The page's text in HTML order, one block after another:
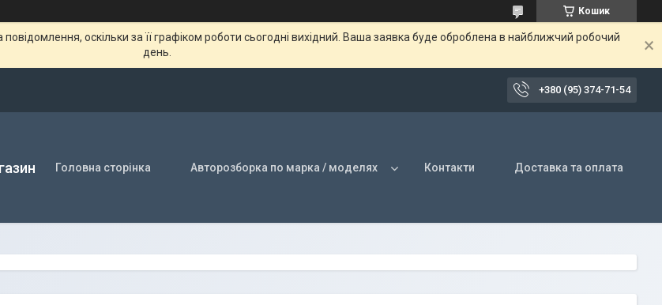
Кошик
оскільки за її графіком роботи сьогодні вихідний. Ваша заявка буде оброблена в найближчий робочий
день.
+380 (95) 374-71-54
Головна сторінка Авторозборка по марка / моделях Контакти Доставка та оплата